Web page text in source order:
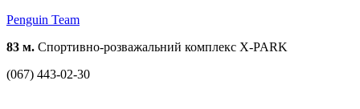
Penguin Team
83 м. Спортивно-розважальний комплекс X-PARK
(067) 443-02-30